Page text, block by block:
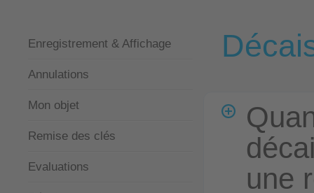
Enregistrement & Affichage
Annulations
Mon objet
Remise des clés
Evaluations
une